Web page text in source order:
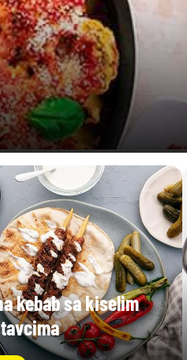
kebab sa kiselim